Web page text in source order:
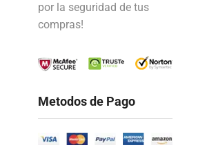
por la seguridad de tus
compras!
Metodos de Pago